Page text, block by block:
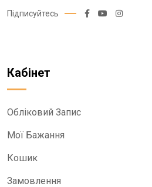
Підписуйтесь
Кабінет
Обліковий Запис
Мої Бажання
Кошик
Замовлення